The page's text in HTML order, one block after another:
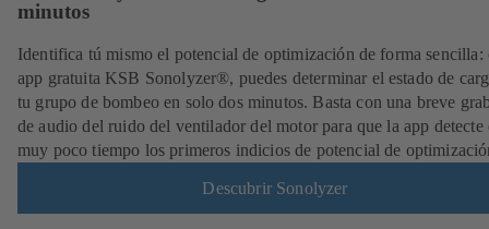
minutos
Identifica tú mismo el potencial de optimización de forma sencilla:
app gratuita KSB Sonolyzer®, puedes determinar el estado de
tu grupo de bombeo en solo dos minutos. Basta con una breve
de audio del ruido del ventilador del motor para que la app detecte
muy poco tiempo los primeros indicios de potencial de
Descubrir Sonolyzer